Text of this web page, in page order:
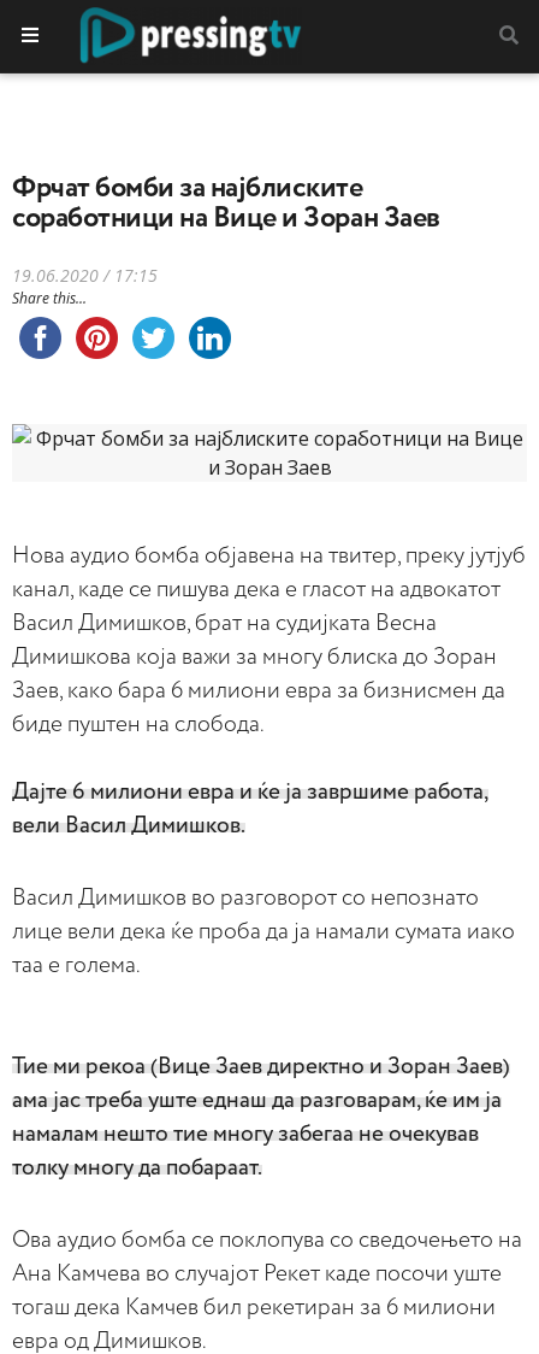
Фрчат бомби за најблиските
соработници на Вице и Зоран Заев
19.06.2020 / 17:15
Share this...
Нова аудио бомба објавена на твитер, преку јутјуб
канал, каде се пишува дека е гласот на адвокатот
Васил Димишков, брат на судијката Весна
Димишкова која важи за многу блиска до Зоран
Заев, како бара 6 милиони евра за бизнисмен да
биде пуштен на слобода.
Дајте 6 милиони еврa и ќе ја завршиме работа,
вели Васил Димишков.
Васил Димишков во разговорот со непознато
лице вели дека ќе проба да ја намали сумата иако
таа е голема.
Тие ми рекоа (Вице Заев директно и Зоран Заев)
ама јас треба уште еднаш да разговарам, ќе им ја
намалам нешто тие многу забегаа не очекував
толку многу да побараат.
Ова аудио бомба се поклопува со сведочењето на
Ана Камчева во случајот Рекет каде посочи уште
тогаш дека Камчев бил рекетиран за 6 милиони
евра од Димишков.